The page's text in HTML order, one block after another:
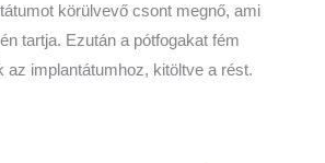
körülvevő csont megnő, ami
tartja. Ezután a pótfogakat fém
az implantátumhoz, kitöltve a rést.